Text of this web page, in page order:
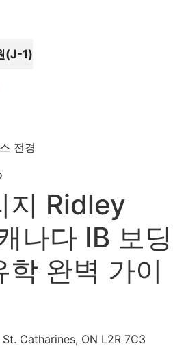
(J-1)
지 Ridley
나다 IB 보딩
학 완벽 가이
Catharines, ON L2R 7C3